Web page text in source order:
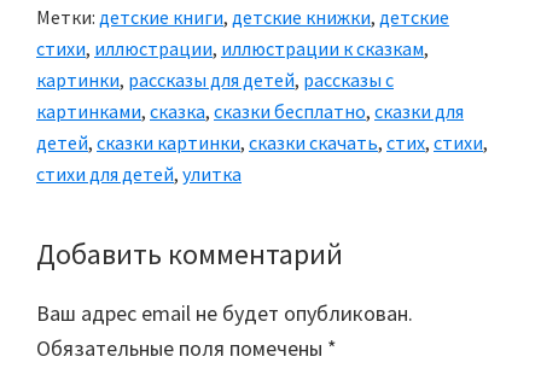
Метки: детские книги, детские книжки, детские
стихи, иллюстрации, иллюстрации к сказкам,
картинки, рассказы для детей, рассказы с
картинками, сказка, сказки бесплатно, сказки для
детей, сказки картинки, сказки скачать, стих, стихи,
стихи для детей, улитка
Reader
Interactions
Добавить комментарий
Ваш адрес email не будет опубликован.
Обязательные поля помечены *